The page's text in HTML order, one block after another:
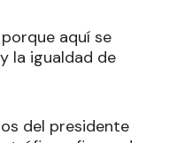
aquí se
la igualdad de
del presidente